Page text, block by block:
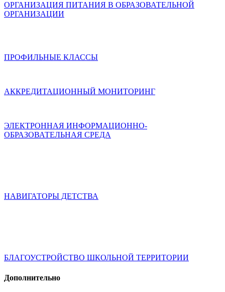
ОРГАНИЗАЦИЯ ПИТАНИЯ В ОБРАЗОВАТЕЛЬНОЙ
ОРГАНИЗАЦИИ
ПРОФИЛЬНЫЕ КЛАССЫ
АККРЕДИТАЦИОННЫЙ МОНИТОРИНГ
ЭЛЕКТРОННАЯ ИНФОРМАЦИОННО-
ОБРАЗОВАТЕЛЬНАЯ СРЕДА
НАВИГАТОРЫ ДЕТСТВА
БЛАГОУСТРОЙСТВО ШКОЛЬНОЙ ТЕРРИТОРИИ
Дополнительно